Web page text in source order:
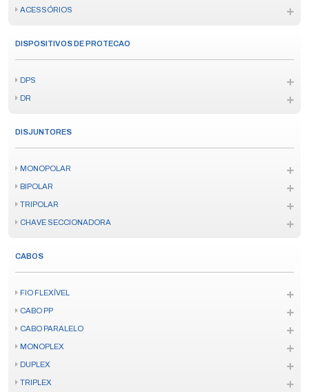
ACESSÓRIOS
DISPOSITIVOS DE PROTECAO
DPS
DR
DISJUNTORES
MONOPOLAR
BIPOLAR
TRIPOLAR
CHAVE SECCIONADORA
CABOS
FIO FLEXÍVEL
CABO PP
CABO PARALELO
MONOPLEX
DUPLEX
TRIPLEX